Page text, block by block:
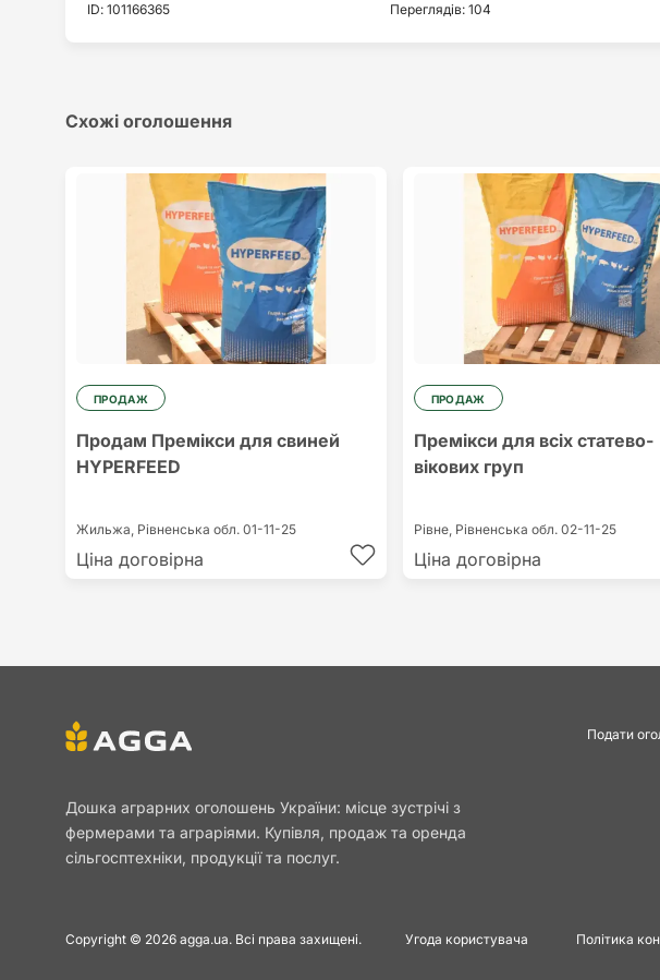
ID: 101166365 Переглядів: 104
Схожі оголошення
ПРОДАЖ
Продам Премікси для свиней
HYPERFEED
Жильжа, Рівненська обл. 01-11-25
Ціна договірна
ПРОДАЖ
Премікси для всіх статево-
вікових груп
Рівне, Рівненська обл. 02-11-25
Ціна договірна
Дошка аграрних оголошень України: місце зустрічі з
фермерами та аграріями. Купівля, продаж та оренда
сільгосптехніки, продукції та послуг.
Подати
Copyright © 2026 agga.ua. Всі права захищені. Угода користувача Політика